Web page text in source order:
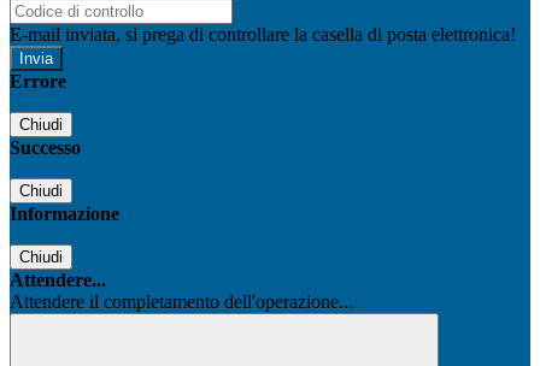
E-mail inviata, si prega di controllare la casella di posta elettronica!
Errore
Chiudi
Successo
Chiudi
Informazione
Chiudi
Attendere...
Attendere il completamento dell'operazione...